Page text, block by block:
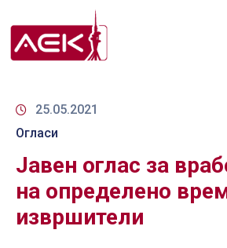
ЗА
ДОКУМЕНТИ
РФ
СПЕКТАР
25.05.2021
Огласи
Јавен оглас за
на определено
извршители